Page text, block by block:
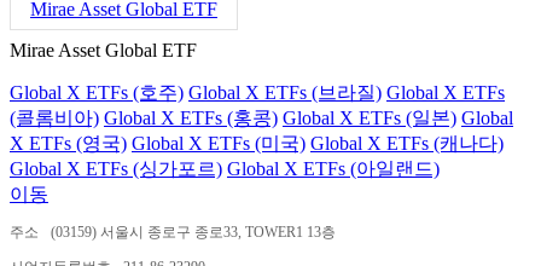
Mirae Asset Global ETF
Mirae Asset Global ETF
Global X ETFs (호주) Global X ETFs (브라질) Global X ETFs
(콜롬비아) Global X ETFs (홍콩) Global X ETFs (일본) Global
X ETFs (영국) Global X ETFs (미국) Global X ETFs (캐나다)
Global X ETFs (싱가포르) Global X ETFs (아일랜드)
이동
주소 (03159) 서울시 종로구 종로33, TOWER1 13층